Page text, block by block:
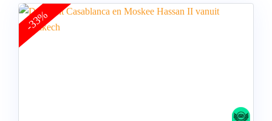
Rondleidingen Essaouira
-33%